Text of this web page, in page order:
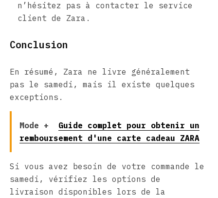
n’hésitez pas à contacter le service
client de Zara.
Conclusion
En résumé, Zara ne livre généralement
pas le samedi, mais il existe quelques
exceptions.
Mode +
Guide complet pour obtenir un
remboursement d'une carte cadeau ZARA
Si vous avez besoin de votre commande le
samedi, vérifiez les options de
livraison disponibles lors de la